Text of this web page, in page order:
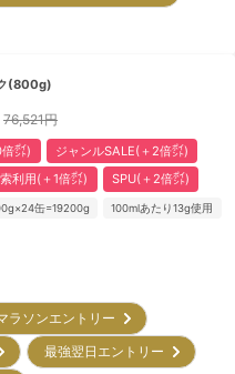
(800g)
76,521円
㌽)
ジャンルSALE(＋2倍㌽)
利用(＋1倍㌽) SPU(＋2倍㌽)
缶=19200g 100mlあたり13g使用
ラソンエントリー
最強翌日エントリー